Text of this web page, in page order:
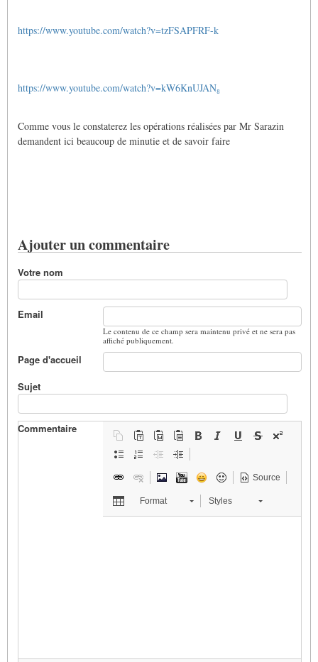
https://www.youtube.com/watch?v=tzFSAPFRF-k
https://www.youtube.com/watch?v=kW6KnUJAN₈
Comme vous le constaterez les opérations réalisées par Mr Sarazin
demandent ici beaucoup de minutie et de savoir faire
Ajouter un commentaire
Votre nom
Email
Le contenu de ce champ sera maintenu privé et ne sera pas
affiché publiquement.
Page d'accueil
Sujet
Commentaire
Source
Format Styles